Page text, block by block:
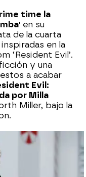
time la
en su
de la cuarta
en la
‘Resident Evil’.
y una
a acabar
Evil:
por Milla
Miller, bajo la